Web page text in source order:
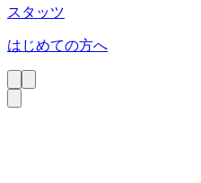
スタッツ
はじめての方へ